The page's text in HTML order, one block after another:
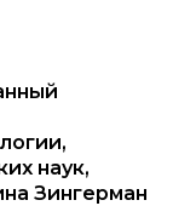
наук,
Зингерман